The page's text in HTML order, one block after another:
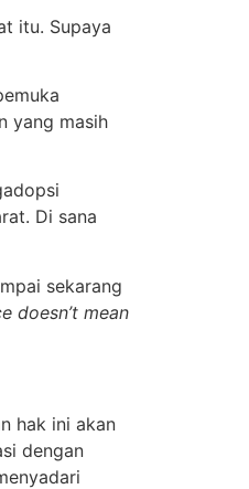
itu. Supaya
yang masih
Di sana
sekarang
doesn’t mean
hak ini akan
dengan